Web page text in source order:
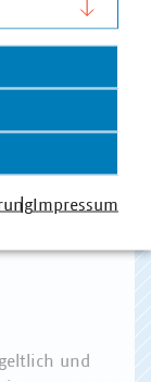
und
Impressum